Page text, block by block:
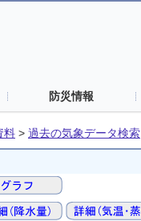
防災情報
料 > 過去の気象データ検索